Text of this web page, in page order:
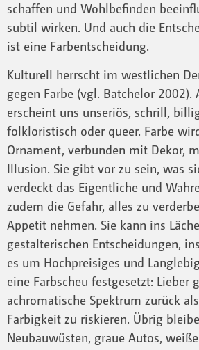
schaffen und Wohlbefinden
subtil wirken. Und auch die
ist eine Farbentscheidung.
Kulturell herrscht im westlichen
gegen Farbe (vgl. Batchelor 2002).
erscheint uns unseriös, schrill,
folkloristisch oder queer. Farbe
Ornament, verbunden mit Dekor,
Illusion. Sie gibt vor zu sein, was
verdeckt das Eigentliche und
zudem die Gefahr, alles zu
Appetit nehmen. Sie kann ins
gestalterischen Entscheidungen,
es um Hochpreisiges und
eine Farbscheu festgesetzt: Lieber
achromatische Spektrum zurück
Farbigkeit zu riskieren. Übrig
Neubauwüsten, graue Autos,